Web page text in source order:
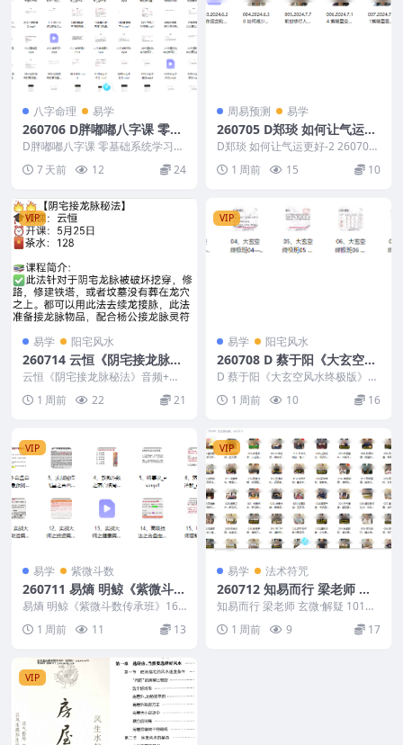
八字命理 易学
260706 D胖嘟嘟八字课 零基
础系统学习八字教程 知相知
命 150集
D胖嘟嘟八字课 零基础系统学习八
字教程 知相知命 150集 260706 2
60...7 天前 12 24
周易预测 易学
260705 D郑琰 如何让气运更
好-2
D郑琰 如何让气运更好-2 260705
260705 D郑琰 如何让气运更好-...
1 周前 15 10
VIP
易学 阳宅风水
260714 云恒《阴宅接龙脉秘
法》音频+文档
云恒《阴宅接龙脉秘法》音频+文
档 260714 260714 云恒《阴宅接
龙脉秘...
1 周前 22 21
VIP
易学 阳宅风水
260708 D 蔡于阳《大玄空风
水终极版》11集
D 蔡于阳《大玄空风水终极版》11
集 260708 ├── 01、大玄空终极
班0...1 周前 10 16
VIP
易学 紫微斗数
260711 易熵 明鲸《紫微斗数
传承班》16集+笔记
易熵 明鲸《紫微斗数传承班》16
集+笔记 260711 ├── 笔记/ │ ├
─... 1 周前 11 13
VIP
易学 法术符咒
260712 知易而行 梁老师 玄
微·解疑 101集视频
知易而行 梁老师 玄微·解疑 101集
视频 260712 ├── 新建文件夹/ ...
1 周前 9 17
VIP